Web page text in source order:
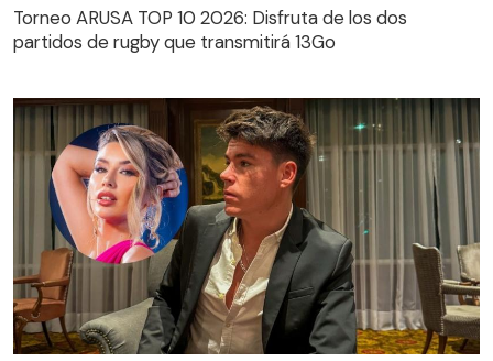
Torneo ARUSA TOP 10 2026: Disfruta de los dos
partidos de rugby que transmitirá 13Go